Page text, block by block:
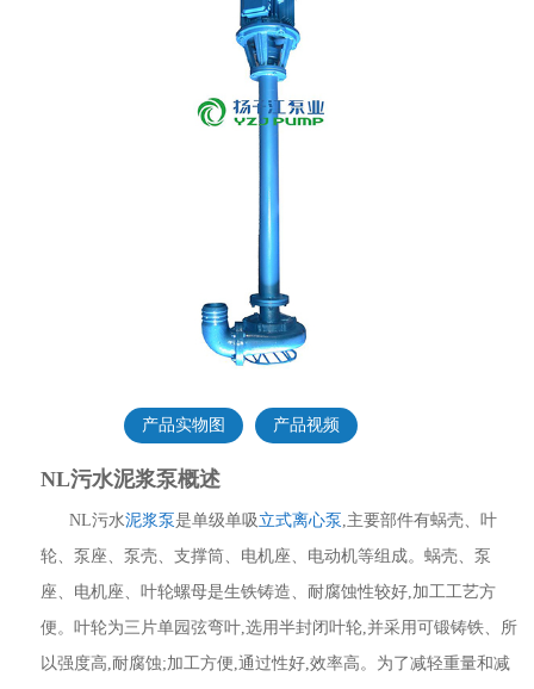
产品实物图 产品视频
NL污水泥浆泵概述
NL污水泥浆泵是单级单吸 立式离心泵 ,主要部件有蜗壳、叶
轮、泵座、泵壳、支撑筒、电机座、电动机等组成。蜗壳、泵
座、电机座、叶轮螺母是生铁铸造、耐腐蚀性较好,加工工艺方
便。叶轮为三片单园弦弯叶,选用半封闭叶轮,并采用可锻铸铁、所
以强度高,耐腐蚀;加工方便,通过性好,效率高。为了减轻重量和减